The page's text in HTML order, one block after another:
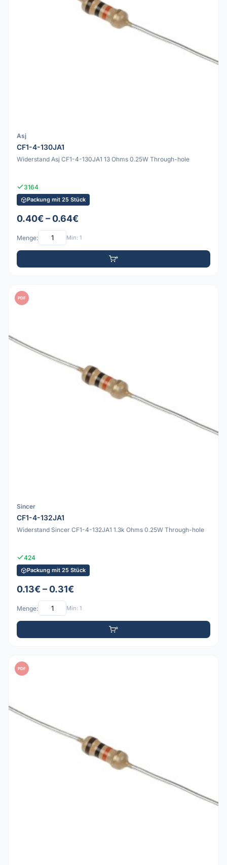
Asj
CF1-4-130JA1
Widerstand Asj CF1-4-130JA1 13 Ohms 0.25W Through-hole
3164
Packung mit 25 Stück
0.40€ – 0.64€
Menge: Min: 1
PDF
Sincer
CF1-4-132JA1
Widerstand Sincer CF1-4-132JA1 1.3k Ohms 0.25W Through-hole
424
Packung mit 25 Stück
0.13€ – 0.31€
Menge: Min: 1
PDF